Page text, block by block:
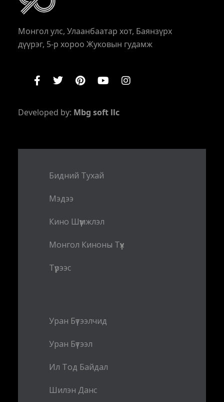
Монгол улс, Улаанбаатар хот, Баянзүрх
дүүрэг, 5-р хороо Жуковын гудамж
Developed by: Mbg soft llc
Бидний Тухай
Мэдээ
Кино Шүүмжлэл
Монгол Киноны Түүх
Түрээс
Уран Бүтээлчид
Уран Бүтээл
Ил Тод Байдал
Шилэн Данс